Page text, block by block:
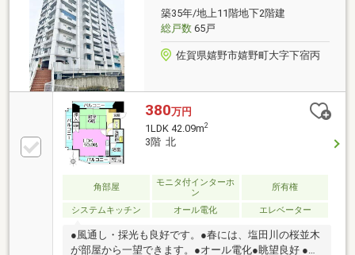
築35年/地上11階地下2階建
総戸数65戸
佐賀県嬉野市嬉野町大字下宿丙
380万円
1LDK 42.09m2
3階 北
角部屋
モニタ付インターホ
ン
所有権
システムキッチン オール電化 エレベーター
●風通し・採光も良好です。●春には、塩田川の桜並木
が部屋から一望できます。●オール電化●眺望良好 ●嬉